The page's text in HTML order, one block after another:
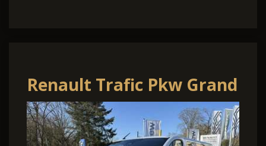
Renault Trafic Pkw Grand
Evolution Blue dCi 170
EDC MY24